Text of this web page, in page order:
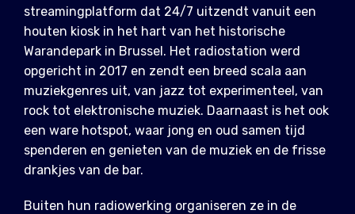
streamingplatform dat 24/7 uitzendt vanuit een
houten kiosk in het hart van het historische
Warandepark in Brussel. Het radiostation werd
opgericht in 2017 en zendt een breed scala aan
muziekgenres uit, van jazz tot experimenteel, van
rock tot elektronische muziek. Daarnaast is het ook
een ware hotspot, waar jong en oud samen tijd
spenderen en genieten van de muziek en de frisse
drankjes van de bar.
Buiten hun radiowerking organiseren ze in de